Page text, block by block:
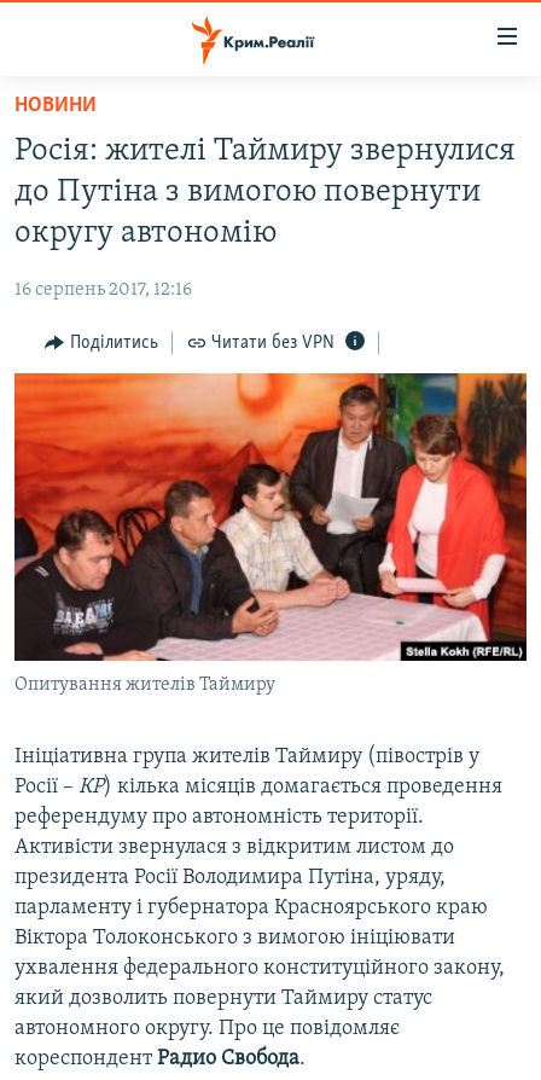
Перейти
основного
матеріалу
Перейти
до
основної
навігації
Перейти
до
пошуку
ВІДЕО ТА ФОТО
БЛОГИ
ПОГЛЯД
ІНТЕРВ'Ю
ВСЕ ЗА ДЕНЬ
СПЕЦПРОЕКТИ
ДЕПОРТАЦІЯ
ВІДЕОУРОКИ «ELIFBE»
СВІДЧЕННЯ ОКУПАЦІЇ
УКРАЇНСЬКА ПРОБЛЕМА КРИМУ
ІНФОГРАФІКА
ЯК ОБІЙТИ БЛОКУВАННЯ
Русский
Qırımtatar
ДОЛУЧАЙСЯ!
Усі сайти RFE/RL
НОВИНИ
Росія: жителі Таймиру звернулися
до Путіна з вимогою повернути
округу автономію
16 серпень 2017, 12:16
Поділитись Читати без VPN
Опитування жителів Таймиру
Ініціативна група жителів Таймиру (півострів у
Росії – КР) кілька місяців домагається проведення
референдуму про автономність території.
Активісти звернулася з відкритим листом до
президента Росії Володимира Путіна, уряду,
парламенту і губернатора Красноярського краю
Віктора Толоконського з вимогою ініціювати
ухвалення федерального конституційного закону,
який дозволить повернути Таймиру статус
автономного округу. Про це повідомляє
кореспондентРадио Свобода.